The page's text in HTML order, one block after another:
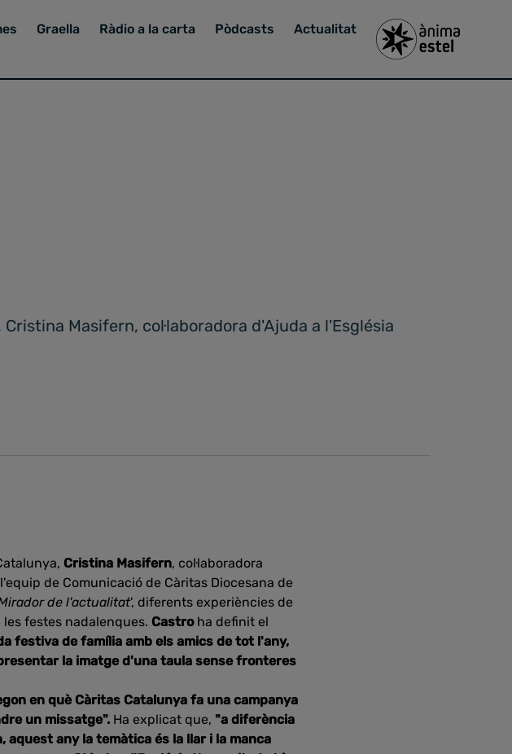
Graella Ràdio a la carta Pòdcasts Actualitat
Masifern, col·laboradora d'Ajuda a l'Església
Cristina Masifern, col·laboradora
de Comunicació de Càritas Diocesana de
de l'actualitat', diferents experiències de
festes nadalenques. Castro ha definit el
festiva de família amb els amics de tot l'any,
la imatge d'una taula sense fronteres
en què Càritas Catalunya fa una campanya
un missatge". Ha explicat que, "a diferència
any la temàtica és la llar i la manca